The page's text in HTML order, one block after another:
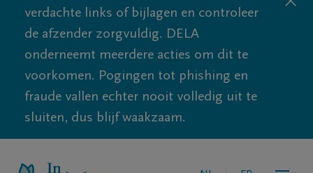
verdachte links of bijlagen en controleer
de afzender zorgvuldig. DELA
onderneemt meerdere acties om dit te
voorkomen. Pogingen tot phishing en
fraude vallen echter nooit volledig uit te
sluiten, dus blijf waakzaam.